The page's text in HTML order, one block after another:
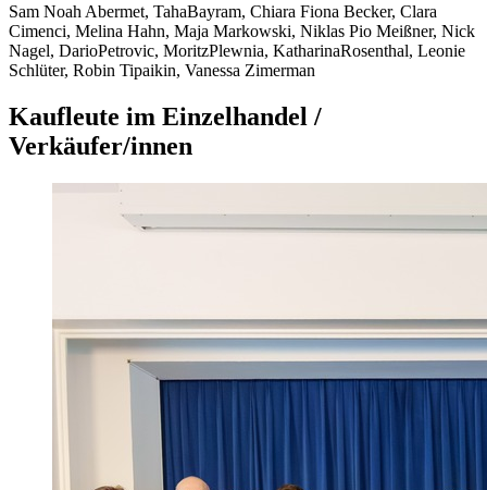
Sam Noah Abermet, TahaBayram, Chiara Fiona Becker, Clara
Cimenci, Melina Hahn, Maja Markowski, Niklas Pio Meißner, Nick
Nagel, DarioPetrovic, MoritzPlewnia, KatharinaRosenthal, Leonie
Schlüter, Robin Tipaikin, Vanessa Zimerman
Kaufleute im Einzelhandel /
Verkäufer/innen